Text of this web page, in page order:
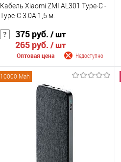
Кабель Xiaomi ZMI AL301 Type-C -
Type-C 3.0А 1,5 м.
375 руб. / шт
265 руб. / шт
Оптовая цена Недоступно
Сообщить о поступлении
К сравнению
В избранное
10000 Mah